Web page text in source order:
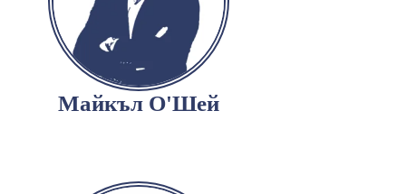
Майкъл О'Шей